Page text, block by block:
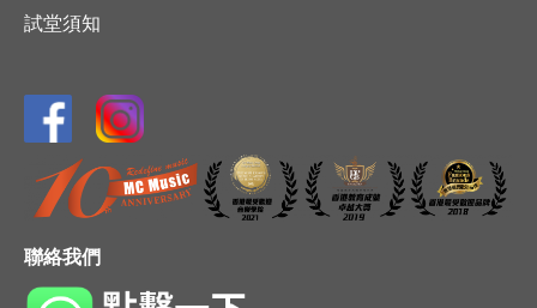
試堂須知
聯絡我們